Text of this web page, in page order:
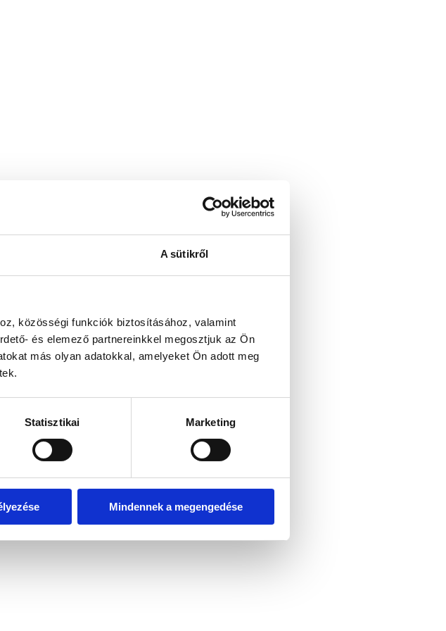
A sütikről
közösségi funkciók biztosításához, valamint
és elemező partnereinkkel megosztjuk az Ön
más olyan adatokkal, amelyeket Ön adott meg
Statisztikai Marketing
Mindennek a megengedése
(see the browser console for more information)